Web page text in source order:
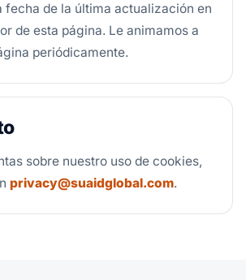
fecha de la última actualización en
de esta página. Le animamos a
periódicamente.
sobre nuestro uso de cookies,
privacy@suaidglobal.com.